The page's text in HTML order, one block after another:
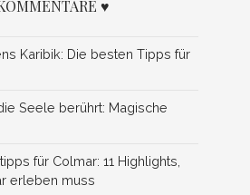
♥
Karibik: Die besten Tipps für
Seele berührt: Magische
für Colmar: 11 Highlights,
erleben muss